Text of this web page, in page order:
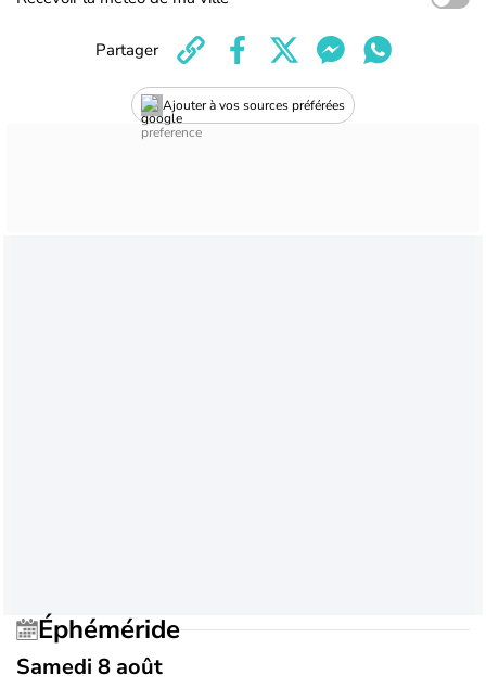
Ajouter à vos sources préférées
Partager
Éphéméride
Samedi 8 août